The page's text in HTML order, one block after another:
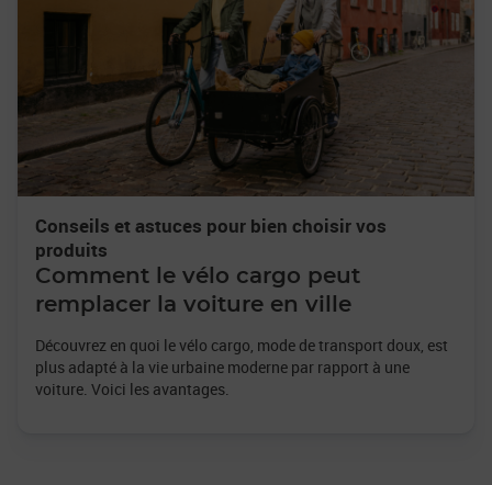
Conseils et astuces pour bien choisir vos
produits
Comment le vélo cargo peut
remplacer la voiture en ville
Découvrez en quoi le vélo cargo, mode de transport doux, est
plus adapté à la vie urbaine moderne par rapport à une
voiture. Voici les avantages.